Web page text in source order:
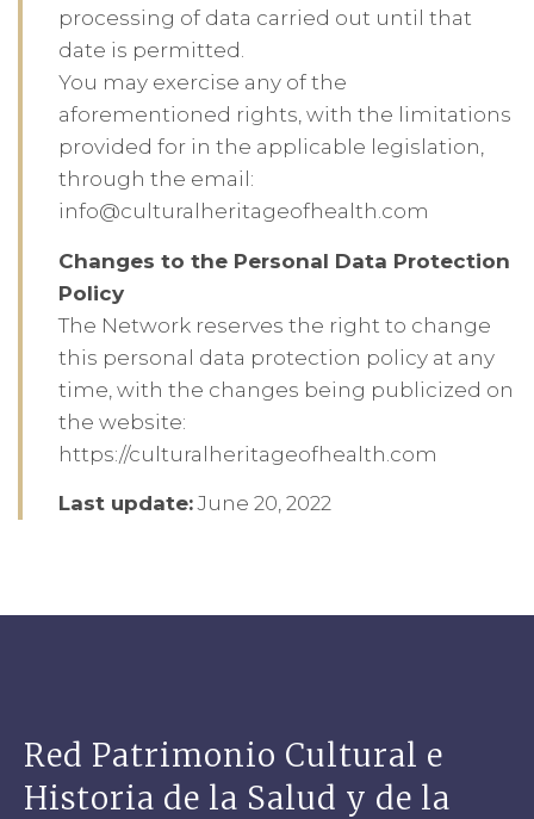
processing of data carried out until that
date is permitted.
You may exercise any of the
aforementioned rights, with the limitations
provided for in the applicable legislation,
through the email:
info@culturalheritageofhealth.com
Changes to the Personal Data Protection
Policy
The Network reserves the right to change
this personal data protection policy at any
time, with the changes being publicized on
the website:
https://culturalheritageofhealth.com
Last update:June 20, 2022
Red Patrimonio Cultural e
Historia de la Salud y de la